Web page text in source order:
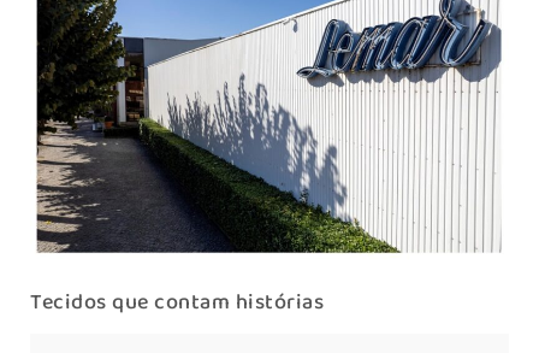
Tecidos que contam histórias